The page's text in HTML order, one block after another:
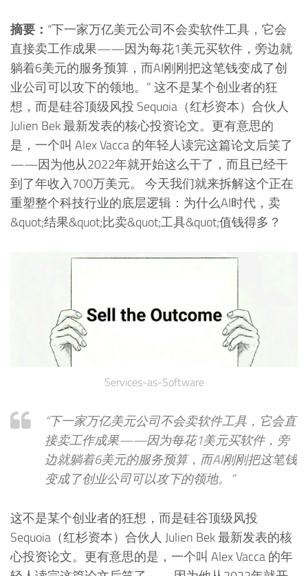
摘要： “下一家万亿美元公司不会卖软件工具，它会
直接卖工作成果——因为每花1美元买软件，旁边就
躺着6美元的服务预算，而AI刚刚把这笔钱变成了创
业公司可以攻下的领地。” 这不是某个创业者的狂
想，而是硅谷顶级风投 Sequoia（红杉资本）合伙人
Julien Bek 最新发表的核心投资论文。更有意思的
是，一个叫 Alex Vacca 的年轻人读完这篇论文后笑了
——因为他从2022年就开始这么干了，而且已经干
到了年收入700万美元。 今天我们就来拆解这个正在
重塑整个科技行业的底层逻辑：为什么AI时代，卖
&quot;结果&quot;比卖&quot;工具&quot;值钱得多？
Services-as-Software
“下一家万亿美元公司不会卖软件工具，它会直
接卖工作成果——因为每花1美元买软件，旁
边就躺着6美元的服务预算，而AI刚刚把这笔钱
变成了创业公司可以攻下的领地。”
这不是某个创业者的狂想，而是硅谷顶级风投
Sequoia（红杉资本）合伙人 Julien Bek 最新发表的核
心投资论文。更有意思的是，一个叫 Alex Vacca 的年